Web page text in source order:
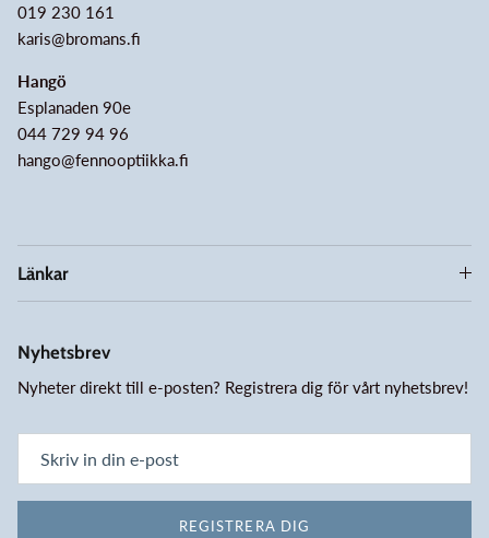
019 230 161
karis@bromans.fi
Hangö
Esplanaden 90e
044 729 94 96
hango@fennooptiikka.fi
Länkar
Nyhetsbrev
Nyheter direkt till e-posten? Registrera dig för vårt nyhetsbrev!
REGISTRERA DIG